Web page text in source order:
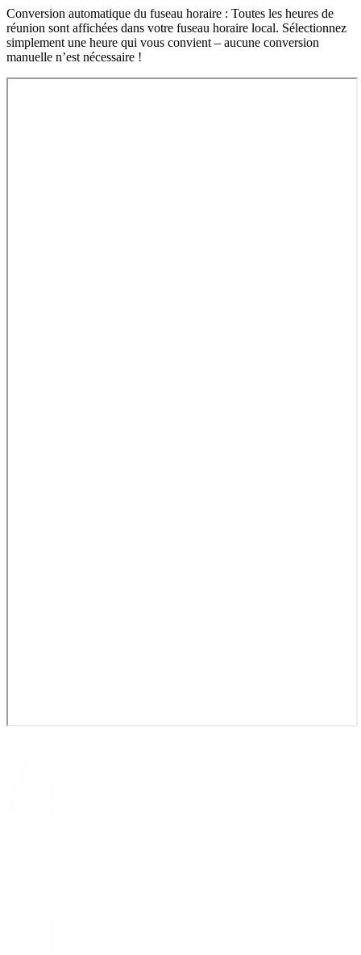
Conversion automatique du fuseau horaire : Toutes les heures de
réunion sont affichées dans votre fuseau horaire local. Sélectionnez
simplement une heure qui vous convient – ​​aucune conversion
manuelle n’est nécessaire !